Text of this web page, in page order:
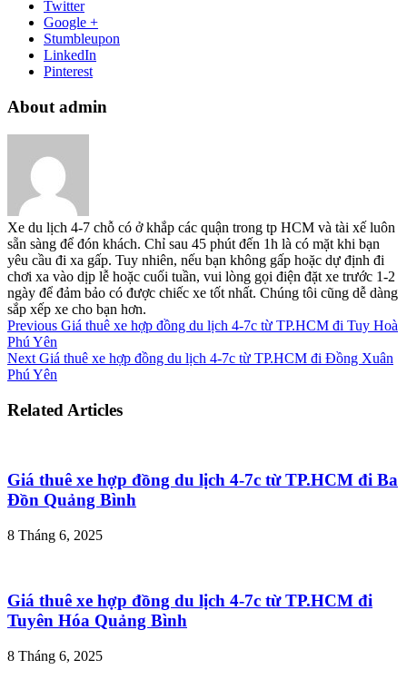
Twitter
Google +
Stumbleupon
LinkedIn
Pinterest
About admin
Xe du lịch 4-7 chỗ có ở khắp các quận trong tp HCM và tài xế luôn
sẵn sàng để đón khách. Chỉ sau 45 phút đến 1h là có mặt khi bạn
yêu cầu đi xa gấp. Tuy nhiên, nếu bạn không gấp hoặc dự định đi
chơi xa vào dịp lễ hoặc cuối tuần, vui lòng gọi điện đặt xe trước 1-2
ngày để đảm bảo có được chiếc xe tốt nhất. Chúng tôi cũng dễ dàng
sắp xếp xe cho bạn hơn.
Previous Giá thuê xe hợp đồng du lịch 4-7c từ TP.HCM đi Tuy Hoà
Phú Yên
Next Giá thuê xe hợp đồng du lịch 4-7c từ TP.HCM đi Đồng Xuân
Phú Yên
Related Articles
Giá thuê xe hợp đồng du lịch 4-7c từ TP.HCM đi Ba
Đồn Quảng Bình
8 Tháng 6, 2025
Giá thuê xe hợp đồng du lịch 4-7c từ TP.HCM đi
Tuyên Hóa Quảng Bình
8 Tháng 6, 2025